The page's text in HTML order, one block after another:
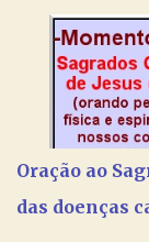
Ágape de nosso
Mãezinha do
Não desista,
Devoção e Fé
Arcanjo) "Senhor,
se encontram
droga. Senhor,
Oração ao
das doenças